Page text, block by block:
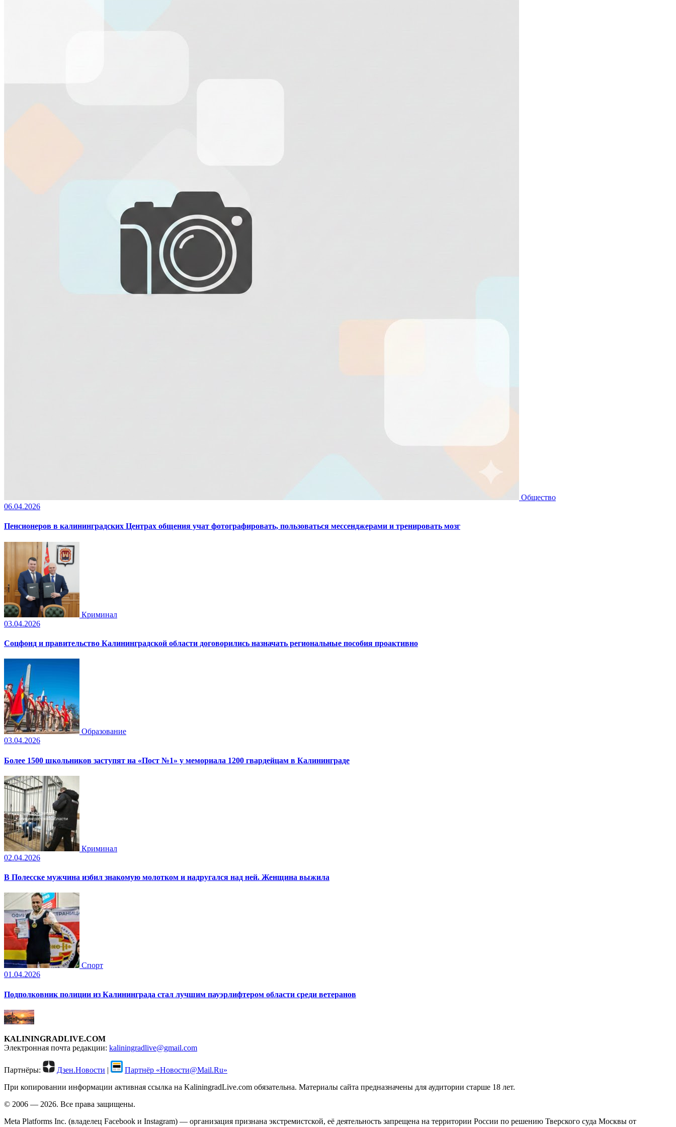
Общество
06.04.2026
Пенсионеров в калининградских Центрах общения учат фотографировать, пользоваться мессенджерами и тренировать мозг
Криминал
03.04.2026
Соцфонд и правительство Калининградской области договорились назначать региональные пособия проактивно
Образование
03.04.2026
Более 1500 школьников заступят на «Пост №1» у мемориала 1200 гвардейцам в Калининграде
Криминал
02.04.2026
В Полесске мужчина избил знакомую молотком и надругался над ней. Женщина выжила
Спорт
01.04.2026
Подполковник полиции из Калининграда стал лучшим пауэрлифтером области среди ветеранов
KALININGRADLIVE.COM
Электронная почта редакции: kaliningradlive@gmail.com
Партнёры: Дзен.Новости |
Партнёр «Новости@Mail.Ru»
При копировании информации активная ссылка на KaliningradLive.com обязательна. Материалы сайта предназначены для аудитории старше 18 лет.
© 2006 — 2026. Все права защищены.
Meta Platforms Inc. (владелец Facebook и Instagram) — организация признана экстремистской, её деятельность запрещена на территории России по решению Тверского суда Москвы от